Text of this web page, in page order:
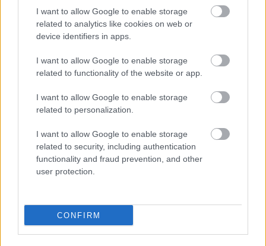
I want to allow Google to enable storage
related to analytics like cookies on web or
device identifiers in apps.
I want to allow Google to enable storage
related to functionality of the website or app.
I want to allow Google to enable storage
related to personalization.
I want to allow Google to enable storage
related to security, including authentication
functionality and fraud prevention, and other
user protection.
CONFIRM
stronie zaraz po jego zakończeniu. Jeżeli szukasz informacji meczowych,
zajrzyj tutaj:Jeziorak Chwałowice vs. Olimpia Pysznica - wynik,
składy, strzelcy
Jeżeli w internecie lub TV dostępna jest
albo innych spotkań
Stalowa Wola > Klasa Okręgowa na pewno znajdziesz takie informacje na
naszym portalu. Możliwe jednak, że nigdzie nie pojawi się stream online z
Asseco Resovia| Developres Rzeszów |ITA TOOLS Stal Mielec
Cellfast Wilki Krosno| Texom Stal Rzeszów|Stal Mielec
Motor Lublin|Stal Rzeszów| Stal Stalowa Wola|Wisła Kraków
Resovia|Wieczysta Kraków
Mecze dziś Wyniki LIVE Transmisje